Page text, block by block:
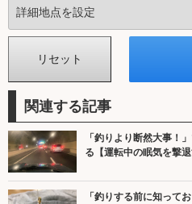
関連する記事
「釣りより断然大事！
る【運転中の眠気を撃退
「釣りする前に知って